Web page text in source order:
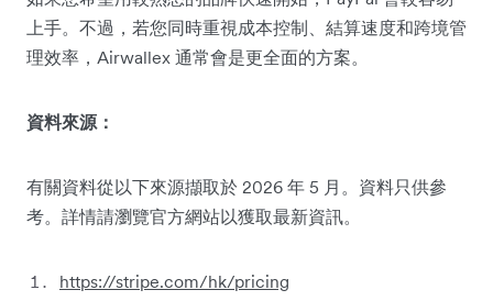
上手。不過，若您同時重視成本控制、結算速度和跨境管
理效率，Airwallex 通常會是更全面的方案。
資料來源：
有關資料從以下來源擷取於 2026 年 5 月。資料只供參
考。詳情請瀏覽官方網站以獲取最新資訊。
https://stripe.com/hk/pricing